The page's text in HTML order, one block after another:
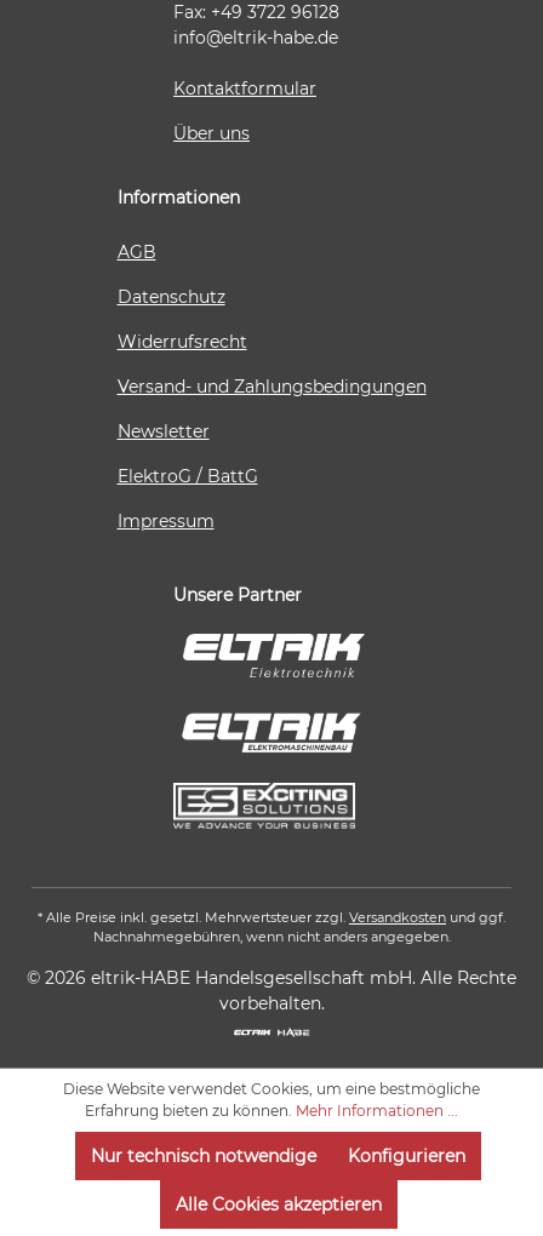
Fax: +49 3722 96128
info@eltrik-habe.de
Kontaktformular
Über uns
Informationen
AGB
Datenschutz
Widerrufsrecht
Versand- und Zahlungsbedingungen
Newsletter
ElektroG / BattG
Impressum
Unsere Partner
* Alle Preise inkl. gesetzl. Mehrwertsteuer zzgl. Versandkosten und ggf.
Nachnahmegebühren, wenn nicht anders angegeben.
© 2026 eltrik-HABE Handelsgesellschaft mbH. Alle Rechte
vorbehalten.
Diese Website verwendet Cookies, um eine bestmögliche
Erfahrung bieten zu können. Mehr Informationen ...
Nur technisch notwendige Konfigurieren
Alle Cookies akzeptieren